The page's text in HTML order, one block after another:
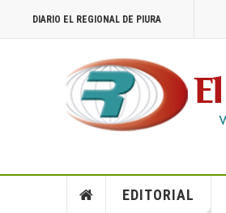
DIARIO EL REGIONAL DE PIURA
EDITORIAL